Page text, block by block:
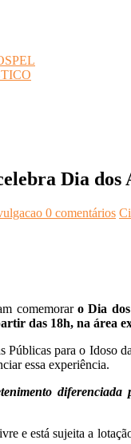
Dia dos
0 comentários
comemorar o Dia
das 18h, na área
Públicas para o Idoso
essa experiência.
e está sujeita a